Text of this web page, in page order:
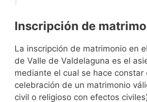
Inscripción de
La inscripción de matrimonio en
de Valle de Valdelaguna es el
mediante el cual se hace constar
celebración de un matrimonio
civil o religioso con efectos